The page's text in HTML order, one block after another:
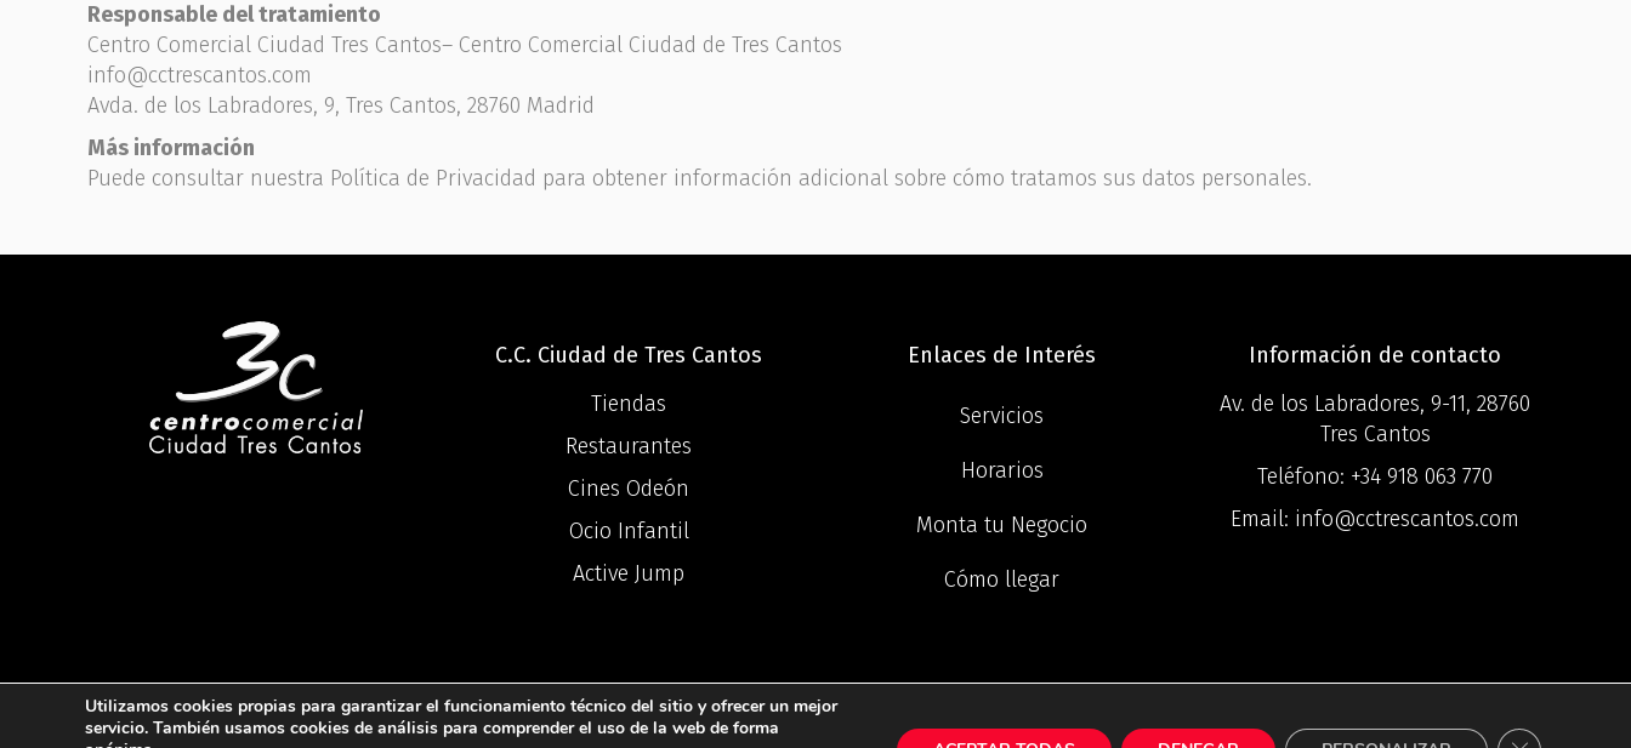
Responsable del tratamiento
Centro Comercial Ciudad Tres Cantos– Centro Comercial Ciudad de Tres Cantos
info@cctrescantos.com
Avda. de los Labradores, 9, Tres Cantos, 28760 Madrid
Más información
Puede consultar nuestra Política de Privacidad para obtener información adicional sobre cómo tratamos sus datos personales.
C.C. Ciudad de Tres Cantos
Tiendas
Restaurantes
Cines Odeón
Ocio Infantil
Active Jump
Enlaces de Interés
Servicios
Horarios
Monta tu Negocio
Cómo llegar
Información de contacto
Av. de los Labradores, 9-11, 28760
Tres Cantos
Teléfono: +34 918 063 770
Email: info@cctrescantos.com
©2025 Centro Comercial Ciudad Tres Cantos ®
Utilizamos cookies propias para garantizar el funcionamiento técnico del sitio y ofrecer un mejor
servicio. También usamos cookies de análisis para comprender el uso de la web de forma
Cerrar el